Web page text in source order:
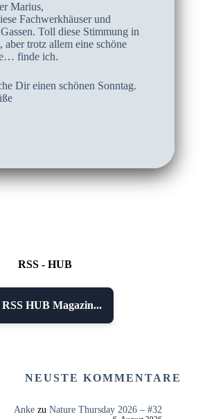
Marius,
Fachwerkhäuser und
Toll diese Stimmung in
aber trotz allem eine schöne
finde ich.
Dir einen schönen Sonntag.
RSS - HUB
RSS HUB Magazin...
NEUSTE KOMMENTARE
Ankezu Nature Thursday 2026 – #32